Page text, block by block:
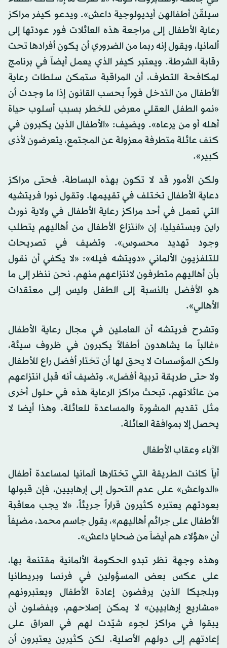
سيلقّن أطفالهن أيديولوجية داعش». ويدعو كيفر مراكز
رعاية الأطفال إلى مراجعة هذه العائلات فور عودتها إلى
ألمانيا، ويقول إنه ربما من الضروري أن يكون أفرادها تحت
رقابة الشرطة. ويعتبر كيفر الذي يعمل أيضاً في برنامج
لمكافحة التطرف، أن المراقبة ستمكن سلطات رعاية
الأطفال من التدخل فوراً بحسب القانون إذا ما وجدت أن
«نمو الطفل العقلي معرض للخطر بسبب أسلوب حياة
أهله أو من يرعاه». ويضيف: «الأطفال الذين يكبرون في
كنف عائلة متطرفة معزولة عن المجتمع، يتعرضون لأذى
كبير».
ولكن الأمور قد لا تكون بهذه البساطة. فحتى مراكز
دعاية الأطفال تختلف في تقييمها. وتقول نورا فريتشيه
التي تعمل في أحد مراكز رعاية الأطفال في ولاية نورث
راين ويستفيليا، إن «انتزاع الأطفال من أهاليهم يتطلب
وجود تهديد محسوس». وتضيف في تصريحات
للتلفزيون الألماني «دويتشه فيله»: «لا يكفي أن نقول
بأن أهاليهم متطرفون لانتزاعهم منهم. نحن ننظر إلى ما
هو الأفضل بالنسبة إلى الطفل وليس إلى معتقدات
الأهالي».
وتشرح فريتشه أن العاملين في مجال رعاية الأطفال
«غالباً ما يشاهدون أطفالاً يكبرون في ظروف سيئة،
ولكن المؤسسات لا يحق لها أن تختار أفضل راع للأطفال
ولا حتى طريقة تربية أفضل». وتضيف أنه قبل انتزاعهم
من عائلاتهم، تبحث مراكز الرعاية هذه في حلول أخرى
مثل تقديم المشورة والمساعدة للعائلة، وهذا أيضا لا
يحصل إلا بموافقة العائلة.
الآباء وعقاب الأطفال
أياً كانت الطريقة التي تختارها ألمانيا لمساعدة أطفال
«الدواعش» على عدم التحول إلى إرهابيين، فإن قبولها
بعودتهم يعتبره كثيرون قراراً جريئاً. «لا يجب معاقبة
الأطفال على جرائم أهاليهم»، يقول جاسم محمد، مضيفاً
أن «هؤلاء هم أيضاً من ضحايا داعش».
وهذه وجهة نظر تبدو الحكومة الألمانية مقتنعة بها،
على عكس بعض المسؤولين في فرنسا وبريطانيا
وبلجيكا الذين يرفضون إعادة الأطفال ويعتبرونهم
«مشاريع إرهابيين» لا يمكن إصلاحهم، ويفضلون أن
يبقوا في مراكز لجوء شيّدت لهم في العراق على
إعادتهم إلى دولهم الأصلية. لكن كثيرين يعتبرون أن